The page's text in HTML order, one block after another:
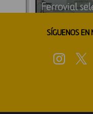
SÍGUENOS EN